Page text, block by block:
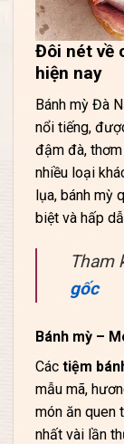
Đôi nét về
hiện nay
Bánh mỳ Đà
nổi tiếng,
đậm đà,
nhiều loại
lụa, bánh mỳ
biệt và hấp
Tham
gốc
Bánh mỳ –
Các tiệm
mẫu mã,
món ăn quen
nhất vài lần